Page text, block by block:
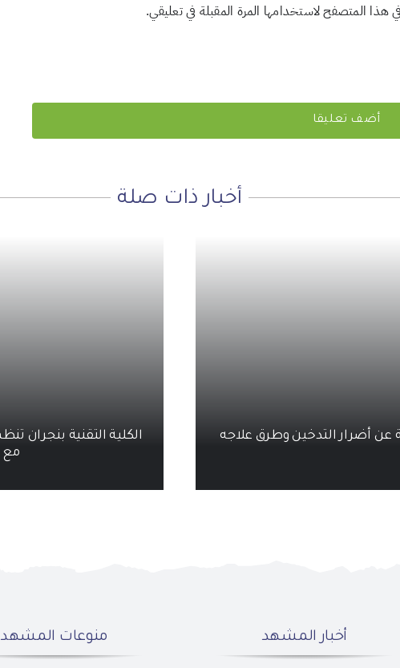
هذا المتصفح لاستخدامها المرة المقبلة في تعليقي.
أخبار ذات صلة
عن أضرار التدخين وطرق علاجه
الكلية التقنية بنجران
مع
أخبار المشهد منوعات المشهد